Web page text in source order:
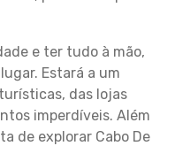
e ter tudo à mão,
Estará a um
das lojas
imperdíveis. Além
de explorar Cabo De